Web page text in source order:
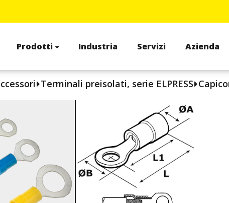
Prodotti Industria Servizi Azienda
Terminali preisolati, serie ELPRESS